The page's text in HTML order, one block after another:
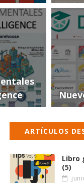
ARTÍCULOS
Libro
(5)